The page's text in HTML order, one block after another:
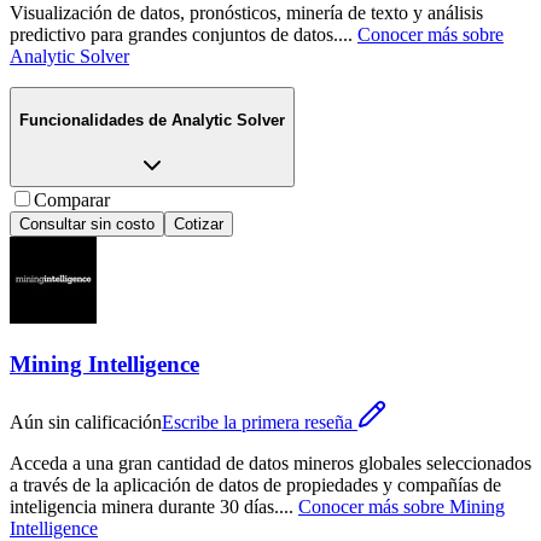
Visualización de datos, pronósticos, minería de texto y análisis
predictivo para grandes conjuntos de datos.... Conocer más sobre
Analytic Solver
Funcionalidades de Analytic Solver
Comparar
Consultar sin costo Cotizar
Mining Intelligence
Aún sin calificaciónEscribe la primera reseña
Acceda a una gran cantidad de datos mineros globales seleccionados
a través de la aplicación de datos de propiedades y compañías de
inteligencia minera durante 30 días.... Conocer más sobre Mining
Intelligence